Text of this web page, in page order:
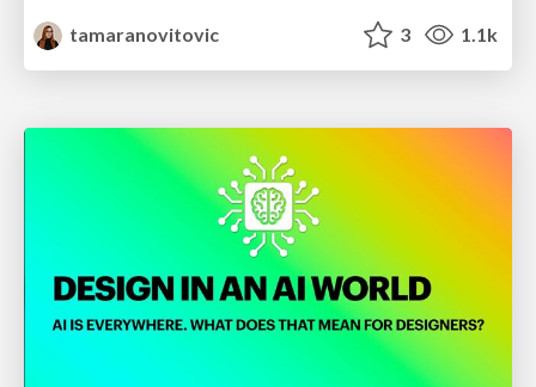
tamaranovitovic
3 1.1k